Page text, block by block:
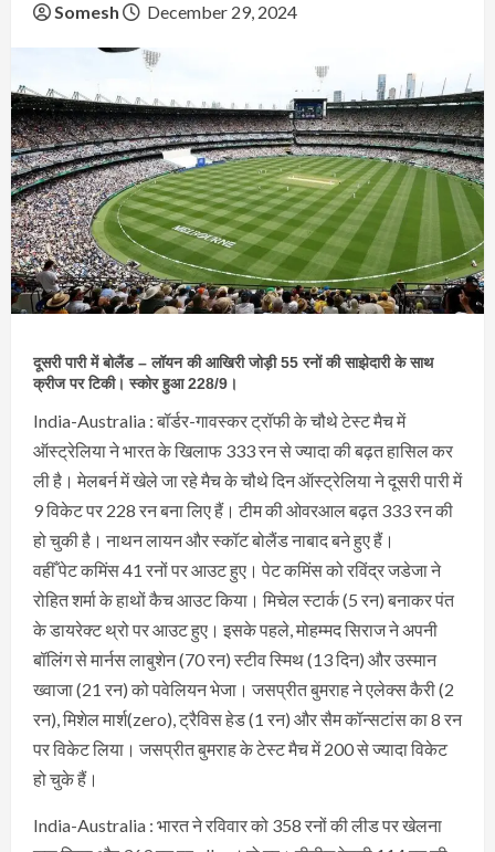
Somesh December 29, 2024
दूसरी पारी में बोलैंड – लॉयन की आखिरी जोड़ी 55 रनों की साझेदारी के साथ
क्रीज पर टिकी। स्कोर हुआ 228/9।
India-Australia : बॉर्डर-गावस्कर ट्रॉफी के चौथे टेस्ट मैच में
ऑस्ट्रेलिया ने भारत के खिलाफ 333 रन से ज्यादा की बढ़त हासिल कर
ली है। मेलबर्न में खेले जा रहे मैच के चौथे दिन ऑस्ट्रेलिया ने दूसरी पारी में
9 विकेट पर 228 रन बना लिए हैं। टीम की ओवरआल बढ़त 333 रन की
हो चुकी है। नाथन लायन और स्कॉट बोलैंड नाबाद बने हुए हैं।
वहीँ पेट कमिंस 41 रनों पर आउट हुए। पेट कमिंस को रविंद्र जडेजा ने
रोहित शर्मा के हाथों कैच आउट किया। मिचेल स्टार्क (5 रन) बनाकर पंत
के डायरेक्ट थ्रो पर आउट हुए। इसके पहले, मोहम्मद सिराज ने अपनी
बॉलिंग से मार्नस लाबुशेन (70 रन) स्टीव स्मिथ (13 दिन) और उस्मान
ख्वाजा (21 रन) को पवेलियन भेजा। जसप्रीत बुमराह ने एलेक्स कैरी (2
रन), मिशेल मार्श(zero), ट्रैविस हेड (1 रन) और सैम कॉन्सटांस का 8 रन
पर विकेट लिया। जसप्रीत बुमराह के टेस्ट मैच में 200 से ज्यादा विकेट
हो चुके हैं।
India-Australia : भारत ने रविवार को 358 रनों की लीड पर खेलना